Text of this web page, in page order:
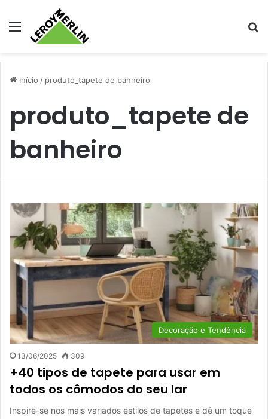
Menu
Início / produto_tapete de banheiro
produto_tapete de
banheiro
Decoração e Tendência
13/06/2025 309
+40 tipos de tapete para usar em
todos os cômodos do seu lar
Inspire-se nos mais variados estilos de tapetes e dê um toque